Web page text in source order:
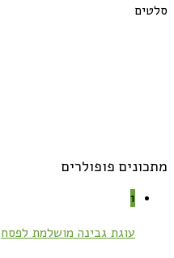
סלטים
מתכונים פופולרים
1
עוגת גבינה מושלמת לפסח